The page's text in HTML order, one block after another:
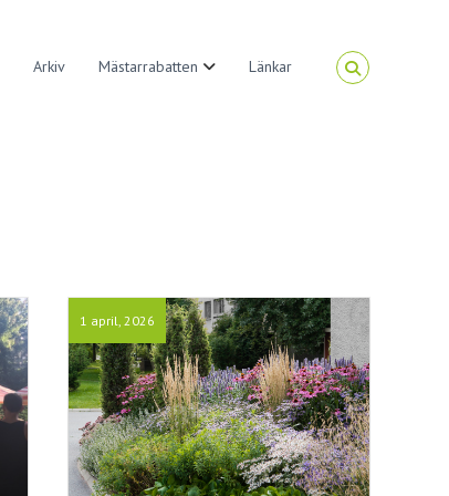
Arkiv Mästarrabatten Länkar
1 april, 2026